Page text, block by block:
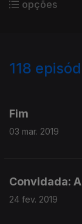
opções
118
Fim
03 mar. 2019
Convidada:
24 fev. 2019